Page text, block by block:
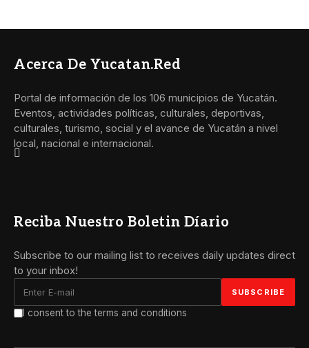
Acerca De Yucatan.red
Portal de información de los 106 municipios de Yucatán.
Eventos, actividades políticas, culturales, deportivas,
culturales, turismo, social y el avance de Yucatán a nivel
local, nacional e internacional.
Reciba Nuestro Boletin Díario
Subscribe to our mailing list to receives daily updates direct
to your inbox!
I consent to the terms and conditions